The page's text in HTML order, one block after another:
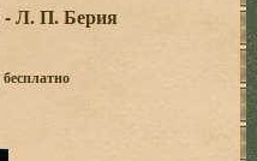
Л. П. Берия